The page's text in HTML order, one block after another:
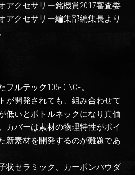
アクセサリー銘機賞2017審査委
アクセサリー編集部編集長より
ルテック105-D NCF。
が開発されても、組み合わせて
低いとボトルネックになり真価
カバーは素材の物理特性がポイ
新素材を開発するのが難題であ
状セラミック、カーボンパウダ